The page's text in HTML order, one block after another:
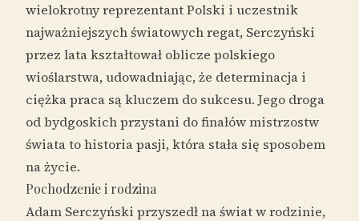
wielokrotny reprezentant Polski i uczestnik
najważniejszych światowych regat, Serczyński
przez lata kształtował oblicze polskiego
wioślarstwa, udowadniając, że determinacja i
ciężka praca są kluczem do sukcesu. Jego droga
od bydgoskich przystani do finałów mistrzostw
świata to historia pasji, która stała się sposobem
na życie.
Pochodzenie i rodzina
Adam Serczyński przyszedł na świat w rodzinie,